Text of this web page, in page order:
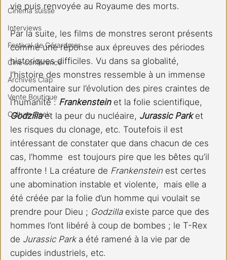
Cinéma suisse
Interviews
Festival de Gérardmer
Ciné conférence
Archives Clap
Vente Boutique
Culture Geek
vie puis renvoyée au Royaume des morts.
Par la suite, les films de monstres seront présents
comme une réponse aux épreuves des périodes
historiques difficiles. Vu dans sa globalité,
l’histoire des monstres ressemble à un immense
documentaire sur l’évolution des pires craintes de
l’humanité : Frankenstein et la folie scientifique,
Godzilla et la peur du nucléaire, Jurassic Park et
les risques du clonage, etc. Toutefois il est
intéressant de constater que dans chacun de ces
cas, l’homme  est toujours pire que les bêtes qu’il
affronte ! La créature de Frankenstein est certes
une abomination instable et violente,  mais elle a
été créée par la folie d’un homme qui voulait se
prendre pour Dieu ; Godzilla existe parce que des
hommes l’ont libéré à coup de bombes ; le T-Rex
de Jurassic Park a été ramené à la vie par de
cupides industriels, etc.